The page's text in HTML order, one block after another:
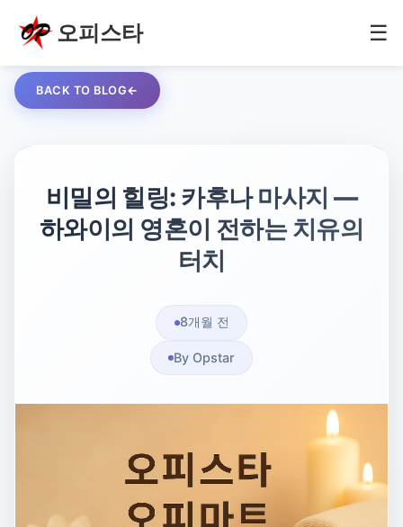
오피스타 ☰
BACK TO BLOG
비밀의 힐링: 카후나 마사지 ―
하와이의 영혼이 전하는 치유의
터치
8개월 전
By Opstar